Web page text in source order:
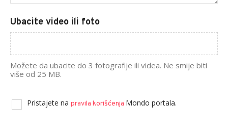
Ubacite video ili foto
Možete da ubacite do 3 fotografije ili videa. Ne smije biti
više od 25 MB.
Pristajete na pravila korišćenja Mondo portala.